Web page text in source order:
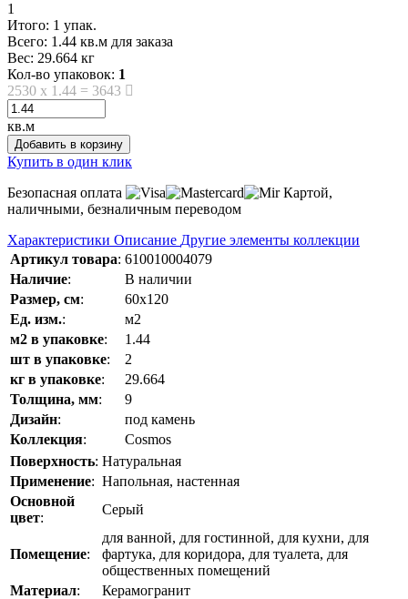
1
Итого: 1 упак.
Всего: 1.44 кв.м для заказа
Вес: 29.664 кг
Кол-во упаковок: 1
2530 x 1.44 = 3643
кв.м
Добавить в корзину
Купить в один клик
Безопасная оплата
Картой,
наличными, безналичным переводом
Характеристики Описание Другие элементы коллекции
Артикул товара: 610010004079
Наличие:
В наличии
Размер, см:
60x120
Ед. изм.:
м2
м2 в упаковке:
1.44
шт в упаковке:
2
кг в упаковке:
29.664
Толщина, мм:
9
Дизайн:
под камень
Коллекция:
Cosmos
Поверхность: Натуральная
Применение: Напольная, настенная
Основной
цвет:
Серый
Помещение:
для ванной, для гостинной, для кухни, для
фартука, для коридора, для туалета, для
общественных помещений
Материал: Керамогранит